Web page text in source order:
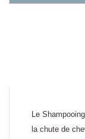
Le
la chute de